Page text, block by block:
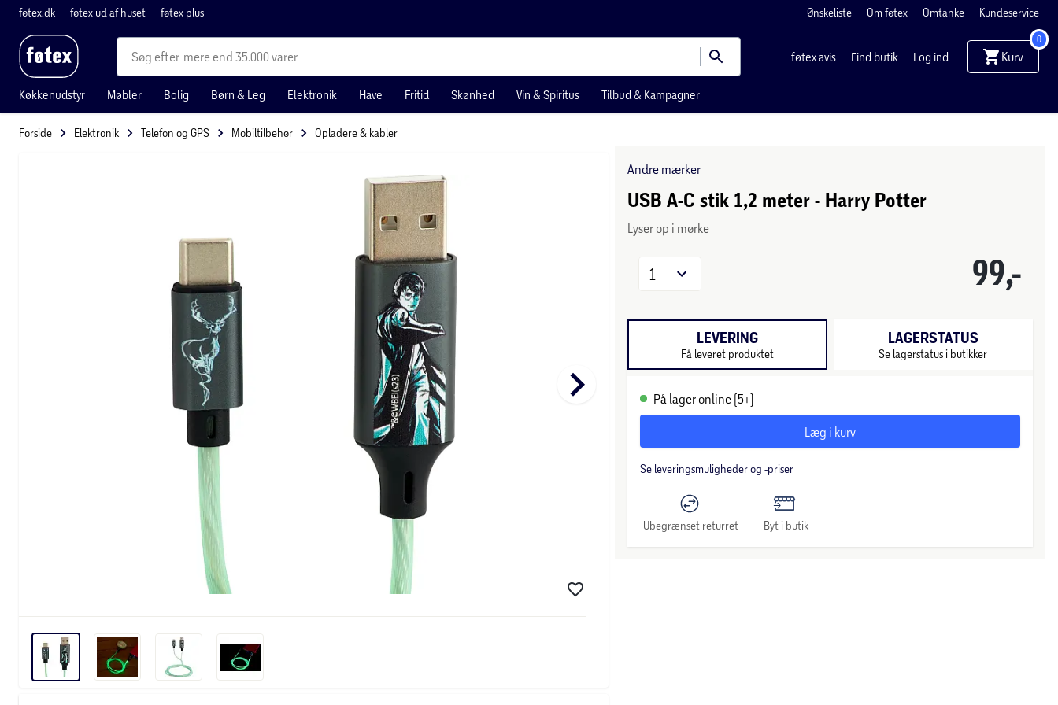
føtex.dk føtex ud af huset føtex plus Ønskeliste Om føtex Omtanke Kundeservice
mere end 35.000 varer føtex avis Find butik Log ind Kurv
0
Køkkenudstyr Møbler Bolig Børn & Leg Elektronik Have Fritid Skønhed Vin & Spiritus Tilbud & Kampagner
Forside Elektronik Telefon og GPS Mobiltilbehør Opladere & kabler
keyboard_arrow_right
Andre mærker
USB A-C stik 1,2 meter - Harry Potter
Lyser op i mørke
99,-
1
LEVERING
Få leveret produktet
LAGERSTATUS
Se lagerstatus i butikker
På lager online (5+)
Læg i kurv
Se leveringsmuligheder og -priser
Ubegrænset returret Byt i butik